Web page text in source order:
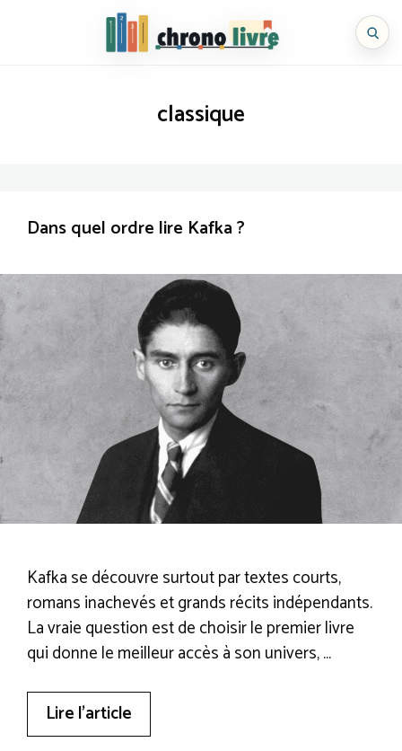
Chronolivre
classique
Dans quel ordre lire Kafka ?
Kafka se découvre surtout par textes courts,
romans inachevés et grands récits indépendants.
La vraie question est de choisir le premier livre
qui donne le meilleur accès à son univers, …
Lire l’article